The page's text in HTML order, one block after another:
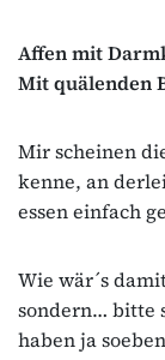
Affen mit
Mit quälenden
Mir scheinen
kenne, an
essen einfach
Wie wär´s
sondern… bitte
haben ja